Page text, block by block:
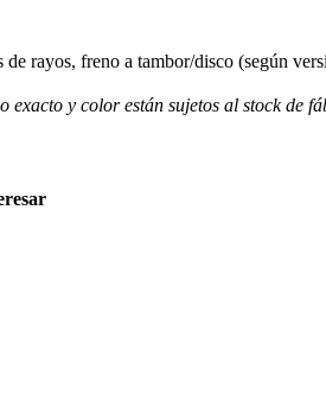
de rayos, freno a tambor/disco (según
exacto y color están sujetos al stock de